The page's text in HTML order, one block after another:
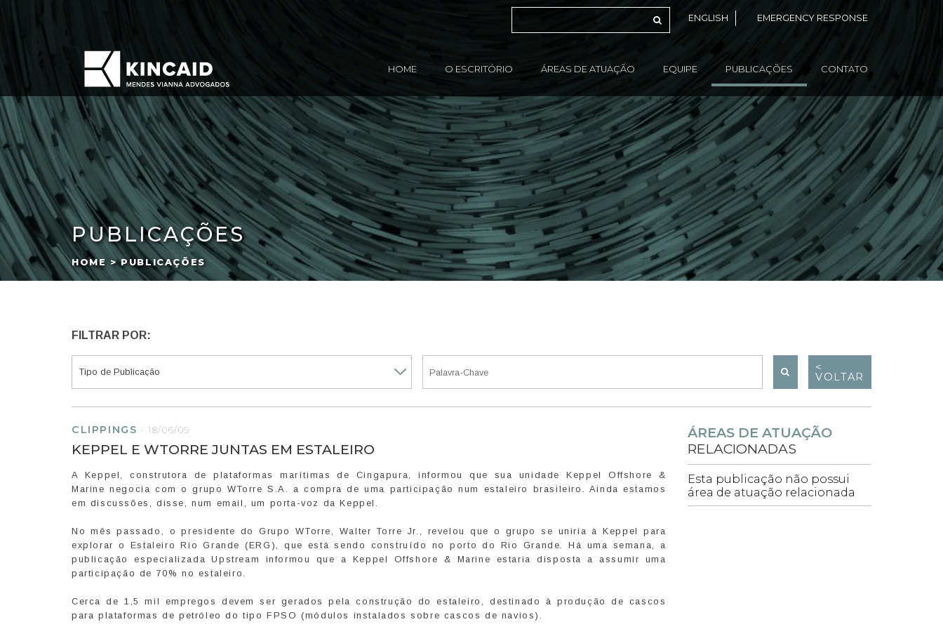
ENGLISH EMERGENCY RESPONSE
HOME O ESCRITÓRIO ÁREAS DE ATUAÇÃO EQUIPE PUBLICAÇÕES CONTATO
PUBLICAÇÕES
HOME > PUBLICAÇÕES
FILTRAR POR:
<
VOLTAR
CLIPPINGS -18/06/09
KEPPEL E WTORRE JUNTAS EM ESTALEIRO
A Keppel, construtora de plataformas marítimas de Cingapura, informou que sua unidade Keppel Offshore &
Marine negocia com o grupo WTorre S.A. a compra de uma participação num estaleiro brasileiro. Ainda estamos
em discussões, disse, num email, um porta-voz da Keppel.
No mês passado, o presidente do Grupo WTorre, Walter Torre Jr., revelou que o grupo se uniria à Keppel para
explorar o Estaleiro Rio Grande (ERG), que está sendo construído no porto do Rio Grande. Há uma semana, a
publicação especializada Upstream informou que a Keppel Offshore & Marine estaria disposta a assumir uma
participação de 70% no estaleiro.
Cerca de 1,5 mil empregos devem ser gerados pela construção do estaleiro, destinado à produção de cascos
para plataformas de petróleo do tipo FPSO (módulos instalados sobre cascos de navios).
ÁREAS DE ATUAÇÃO
RELACIONADAS
Esta publicação não possui
área de atuação relacionada